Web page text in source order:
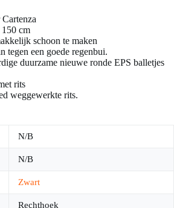
cm
schoon te maken
tegen een goede regenbui.
duurzame nieuwe ronde EPS balletjes
rits
weggewerkte rits.
N/B
N/B
Zwart
Rechthoek